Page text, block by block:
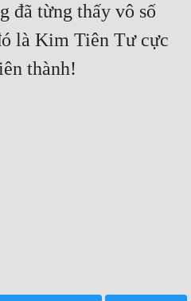
đã từng thấy vô số
là Kim Tiên Tư cực